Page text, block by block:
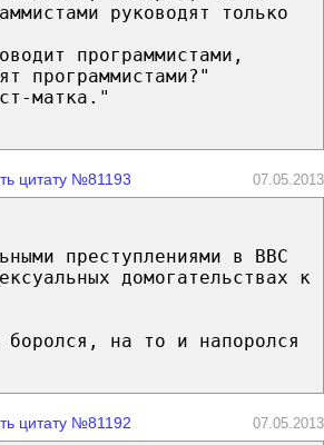
руководят только
программистами,
программистами?"
матка."
цитату №81193 07.05.2013
преступлениями в ВВС
домогательствах к
на то и напоролся
цитату №81192 07.05.2013